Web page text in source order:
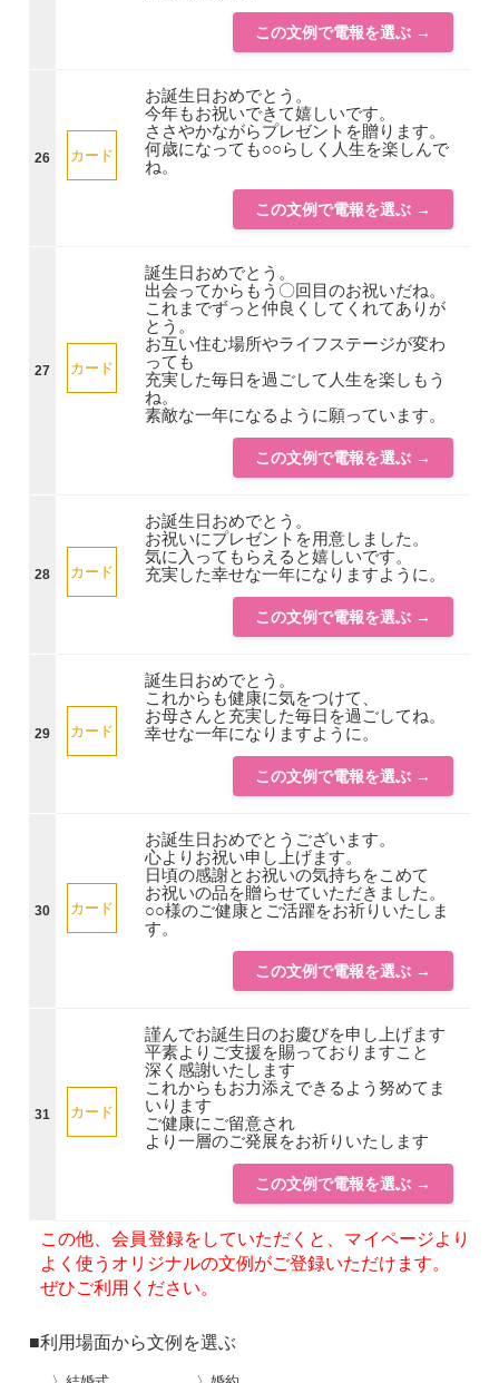
この文例で電報を選ぶ →
26 カード
お誕生日おめでとう。
今年もお祝いできて嬉しいです。
ささやかながらプレゼントを贈ります。
何歳になっても○○らしく人生を楽しんで
ね。
この文例で電報を選ぶ →
27 カード
誕生日おめでとう。
出会ってからもう〇回目のお祝いだね。
これまでずっと仲良くしてくれてありが
とう。
お互い住む場所やライフステージが変わ
っても
充実した毎日を過ごして人生を楽しもう
ね。
素敵な一年になるように願っています。
この文例で電報を選ぶ →
28 カード
お誕生日おめでとう。
お祝いにプレゼントを用意しました。
気に入ってもらえると嬉しいです。
充実した幸せな一年になりますように。
この文例で電報を選ぶ →
29 カード
誕生日おめでとう。
これからも健康に気をつけて、
お母さんと充実した毎日を過ごしてね。
幸せな一年になりますように。
この文例で電報を選ぶ →
30 カード
お誕生日おめでとうございます。
心よりお祝い申し上げます。
日頃の感謝とお祝いの気持ちをこめて
お祝いの品を贈らせていただきました。
○○様のご健康とご活躍をお祈りいたしま
す。
この文例で電報を選ぶ →
31 カード
謹んでお誕生日のお慶びを申し上げます
平素よりご支援を賜っておりますこと
深く感謝いたします
これからもお力添えできるよう努めてま
いります
ご健康にご留意され
より一層のご発展をお祈りいたします
この文例で電報を選ぶ →
この他、会員登録をしていただくと、マイページより
よく使うオリジナルの文例がご登録いただけます。
ぜひご利用ください。
■利用場面から文例を選ぶ